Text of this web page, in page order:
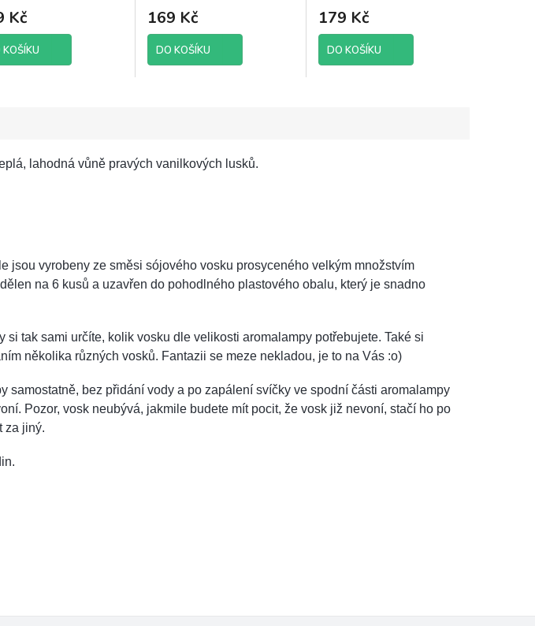
Kč 169 Kč
DO KOŠÍKU
179 Kč
DO KOŠÍKU
lahodná vůně pravých vanilkových lusků.
jsou vyrobeny ze směsi sójového vosku prosyceného velkým množstvím
na 6 kusů a uzavřen do pohodlného plastového obalu, který je snadno
si tak sami určíte, kolik vosku dle velikosti aromalampy potřebujete. Také si
několika různých vosků. Fantazii se meze nekladou, je to na Vás :o)
samostatně, bez přidání vody a po zapálení svíčky ve spodní části aromalampy
Pozor, vosk neubývá, jakmile budete mít pocit, že vosk již nevoní, stačí ho po
za jiný.